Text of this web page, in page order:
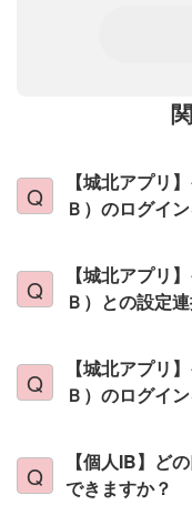
【城北アプリ
Ｂ）のログイ
【城北アプリ
Ｂ）との設定
【城北アプリ
Ｂ）のログイ
【個人IB】ど
できますか？